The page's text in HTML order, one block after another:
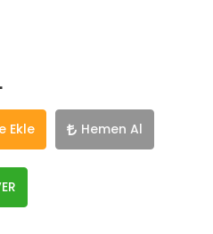
Ekle Hemen Al